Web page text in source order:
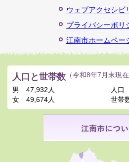
ウェブアクセシビ
プライバシーポリ
江南市ホームペー
人口と世帯数 （令和8年7月末現在
男
47,932人
女
49,674人
人口
世帯